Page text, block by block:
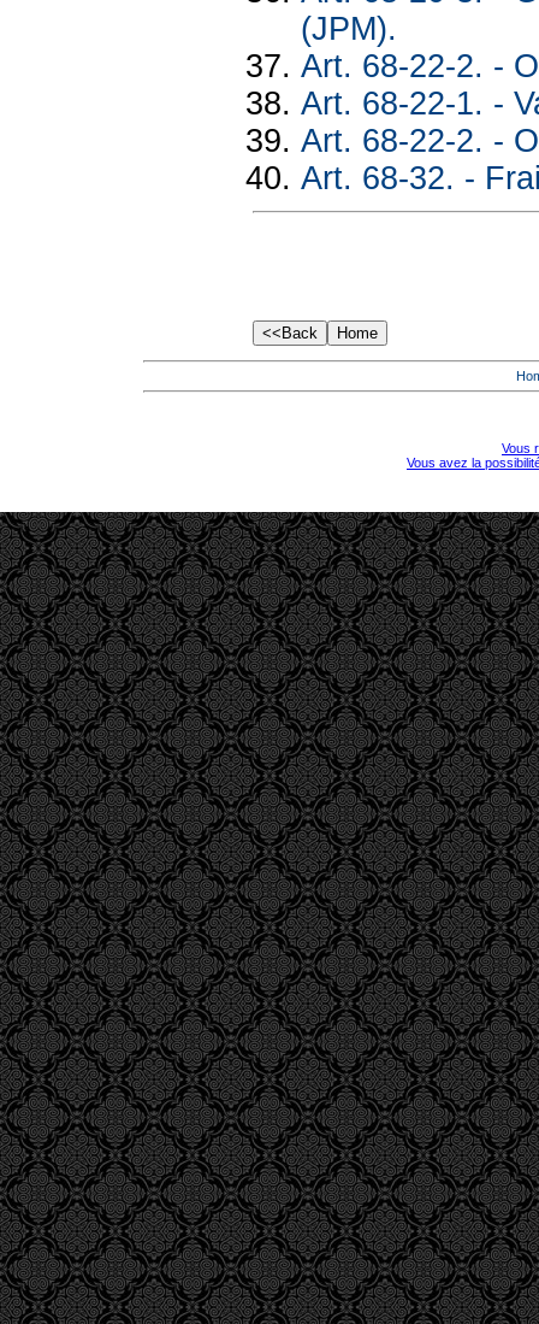
(JPM).
Art. 68-22-2. -
Art. 68-22-1. -
Art. 68-22-2. -
Art. 68-32. -
Vous
Vous avez la